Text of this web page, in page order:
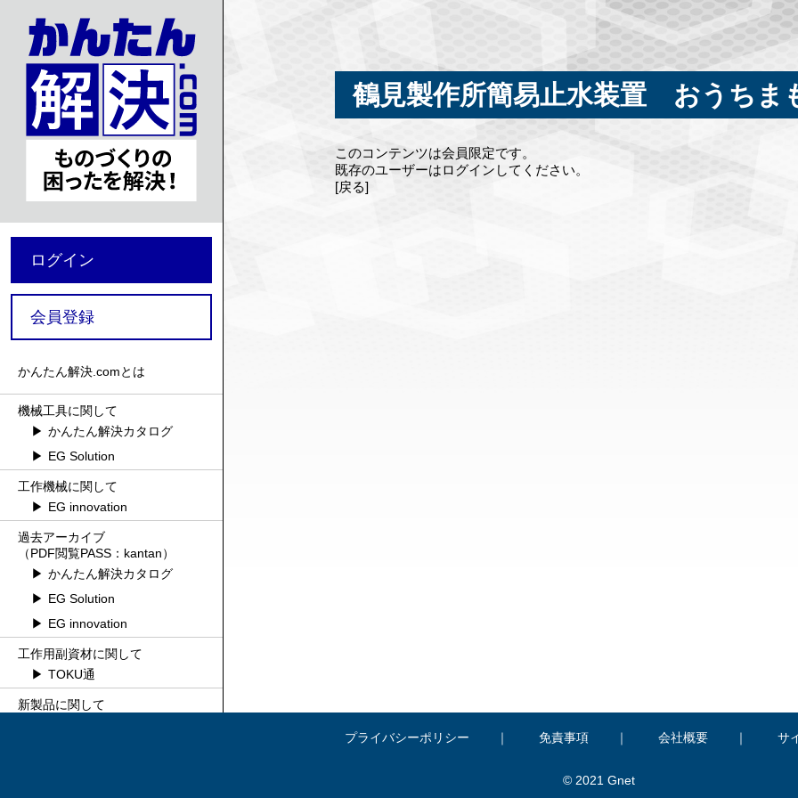
ログイン
会員登録
かんたん解決.comとは
機械工具に関して
かんたん解決カタログ
EG Solution
工作機械に関して
EG innovation
過去アーカイブ
（PDF閲覧PASS：kantan）
かんたん解決カタログ
EG Solution
EG innovation
工作用副資材に関して
TOKU通
新製品に関して
鶴見製作所簡易止水装置 おうちま
このコンテンツは会員限定です。
既存のユーザーはログインしてください。
[戻る]
プライバシーポリシー 免責事項 会社概要 サ
© 2021 Gnet